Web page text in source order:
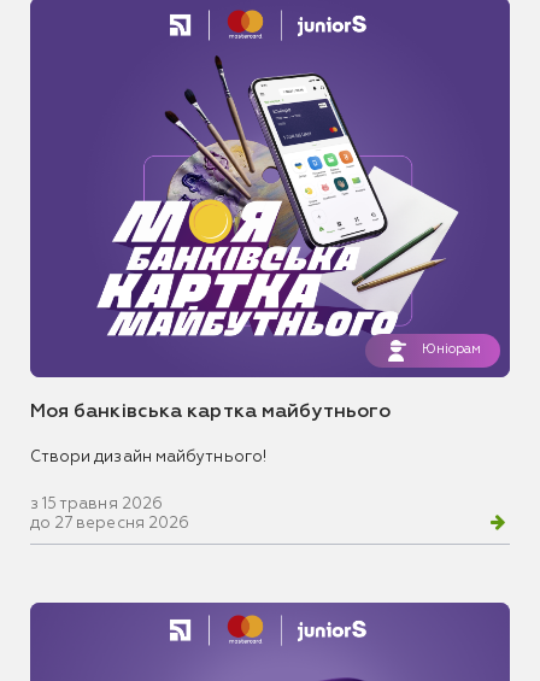
Юніорам
Моя банківська картка майбутнього
Створи дизайн майбутнього!
з 15 травня 2026
до 27 вересня 2026